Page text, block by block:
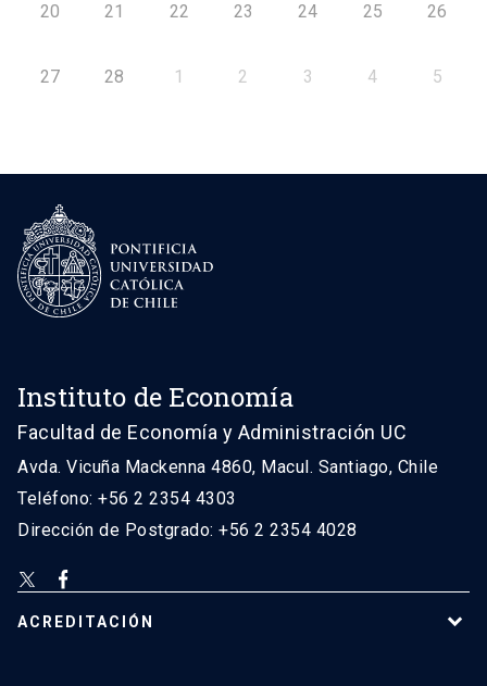
20 21 22 23 24 25 26
27 28 1 2 3 4 5
Instituto de Economía
Facultad de Economía y Administración UC
Avda. Vicuña Mackenna 4860, Macul. Santiago, Chile
Teléfono: +56 2 2354 4303
Dirección de Postgrado: +56 2 2354 4028
ACREDITACIÓN